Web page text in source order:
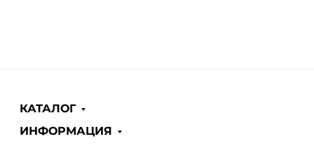
КАТАЛОГ
ИНФОРМАЦИЯ